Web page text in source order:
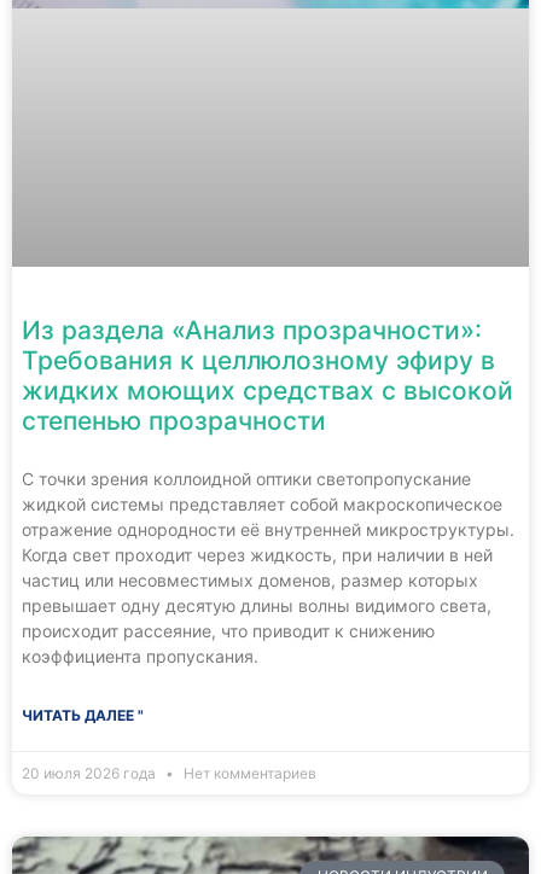
Из раздела «Анализ прозрачности»:
Требования к целлюлозному эфиру в
жидких моющих средствах с высокой
степенью прозрачности
С точки зрения коллоидной оптики светопропускание
жидкой системы представляет собой макроскопическое
отражение однородности её внутренней микроструктуры.
Когда свет проходит через жидкость, при наличии в ней
частиц или несовместимых доменов, размер которых
превышает одну десятую длины волны видимого света,
происходит рассеяние, что приводит к снижению
коэффициента пропускания.
ЧИТАТЬ ДАЛЕЕ "
20 июля 2026 года Нет комментариев